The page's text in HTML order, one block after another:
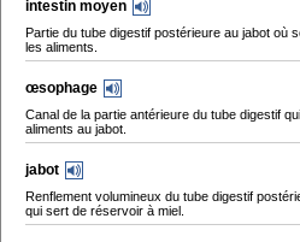
intestin moyen
Partie du tube digestif postérieure au jabot où
les aliments.
œsophage
Canal de la partie antérieure du tube digestif
aliments au jabot.
jabot
Renflement volumineux du tube digestif
qui sert de réservoir à miel.